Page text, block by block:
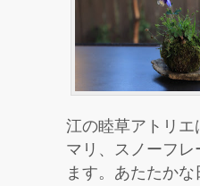
江の睦草アトリ
マリ、スノーフレ
ます。あたたか